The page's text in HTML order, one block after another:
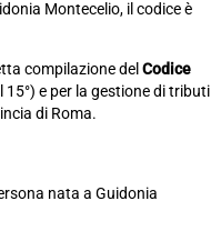
Montecelio, il codice è
compilazione del Codice
e per la gestione di tributi
di Roma.
nata a Guidonia